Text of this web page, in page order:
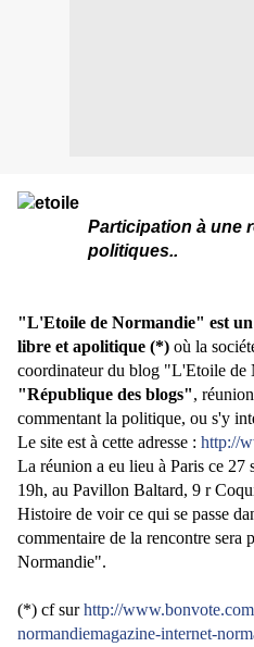
Participation à une
politiques..
"L'Etoile de Normandie" est
libre et apolitique (*) où la
coordinateur du blog "L'Etoile de
"République des blogs",
commentant la politique, ou s'y
Le site est à cette adresse : http://
La réunion a eu lieu à Paris ce 27
19h, au Pavillon Baltard, 9 r
Histoire de voir ce qui se passe
commentaire de la rencontre sera
Normandie".
(*) cf surhttp://
normandiemagazine-internet-